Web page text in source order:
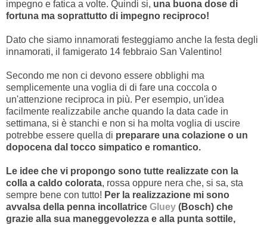
impegno e fatica a volte. Quindi si, una buona dose di
fortuna ma soprattutto di impegno reciproco!
Dato che siamo innamorati festeggiamo anche la festa degli
innamorati, il famigerato 14 febbraio San Valentino!
Secondo me non ci devono essere obblighi ma
semplicemente una voglia di di fare una coccola o
un'attenzione reciproca in più. Per esempio, un'idea
facilmente realizzabile anche quando la data cade in
settimana, si è stanchi e non si ha molta voglia di uscire
potrebbe essere quella di preparare una colazione o un
dopocena dal tocco simpatico e romantico.
Le idee che vi propongo sono tutte realizzate con la
colla a caldo colorata, rossa oppure nera che, si sa, sta
sempre bene con tutto! Per la realizzazione mi sono
avvalsa della penna incollatrice Gluey (Bosch) che
grazie alla sua maneggevolezza e alla punta sottile,